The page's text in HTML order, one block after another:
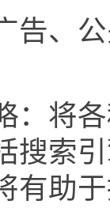
告、
：将
搜索
有助